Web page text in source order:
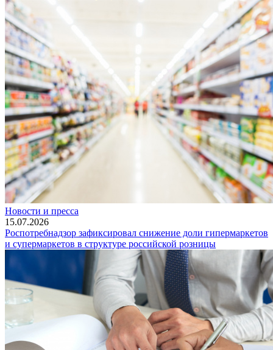
Новости и пресса
15.07.2026
Роспотребнадзор зафиксировал снижение доли гипермаркетов
и супермаркетов в структуре российской розницы